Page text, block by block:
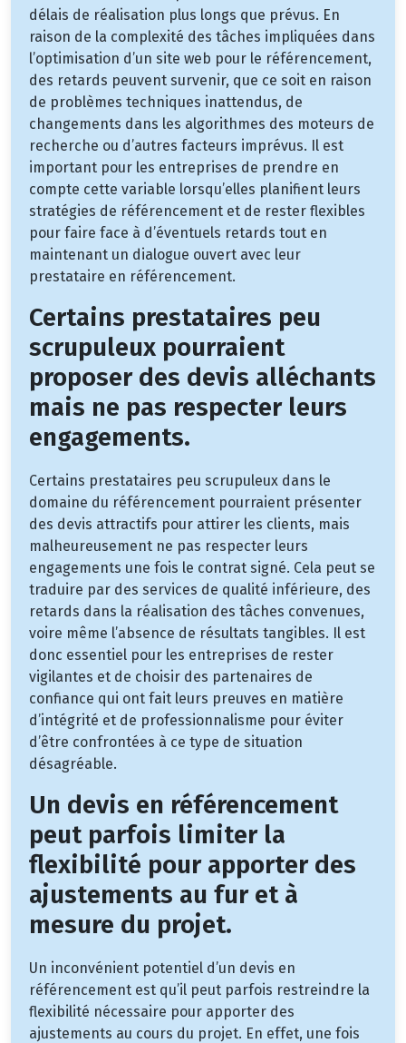
délais de réalisation plus longs que prévus. En
raison de la complexité des tâches impliquées dans
l’optimisation d’un site web pour le référencement,
des retards peuvent survenir, que ce soit en raison
de problèmes techniques inattendus, de
changements dans les algorithmes des moteurs de
recherche ou d’autres facteurs imprévus. Il est
important pour les entreprises de prendre en
compte cette variable lorsqu’elles planifient leurs
stratégies de référencement et de rester flexibles
pour faire face à d’éventuels retards tout en
maintenant un dialogue ouvert avec leur
prestataire en référencement.
Certains prestataires peu
scrupuleux pourraient
proposer des devis alléchants
mais ne pas respecter leurs
engagements.
Certains prestataires peu scrupuleux dans le
domaine du référencement pourraient présenter
des devis attractifs pour attirer les clients, mais
malheureusement ne pas respecter leurs
engagements une fois le contrat signé. Cela peut se
traduire par des services de qualité inférieure, des
retards dans la réalisation des tâches convenues,
voire même l’absence de résultats tangibles. Il est
donc essentiel pour les entreprises de rester
vigilantes et de choisir des partenaires de
confiance qui ont fait leurs preuves en matière
d’intégrité et de professionnalisme pour éviter
d’être confrontées à ce type de situation
désagréable.
Un devis en référencement
peut parfois limiter la
flexibilité pour apporter des
ajustements au fur et à
mesure du projet.
Un inconvénient potentiel d’un devis en
référencement est qu’il peut parfois restreindre la
flexibilité nécessaire pour apporter des
ajustements au cours du projet. En effet, une fois